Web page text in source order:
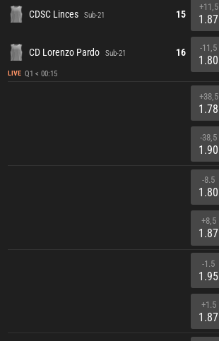
CDSC Linces Sub-21
CD Lorenzo Pardo Sub-21
LIVE Q1 < 00:15
15
16
+11,5
1.87
-11,5
1.80
+38,5
1.78
-38,5
1.90
-8.5
1.80
+8,5
1.87
-1.5
1.95
+1.5
1.87